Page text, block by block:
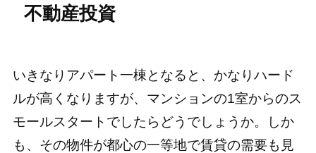
不動産投資
いきなりアパート一棟となると、かなりハード
ルが高くなりますが、マンションの1室からのス
モールスタートでしたらどうでしょうか。しか
も、その物件が都心の一等地で賃貸の需要も見